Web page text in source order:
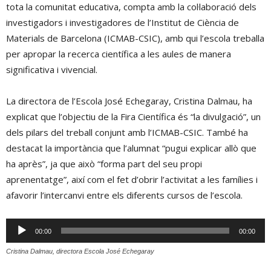
tota la comunitat educativa, compta amb la col·laboració dels
investigadors i investigadores de l’Institut de Ciència de
Materials de Barcelona (ICMAB-CSIC), amb qui l’escola treballa
per apropar la recerca científica a les aules de manera
significativa i vivencial.
La directora de l’Escola José Echegaray, Cristina Dalmau, ha
explicat que l’objectiu de la Fira Científica és “la divulgació”, un
dels pilars del treball conjunt amb l’ICMAB-CSIC. També ha
destacat la importància que l’alumnat “pugui explicar allò que
ha après”, ja que això “forma part del seu propi
aprenentatge”, així com el fet d’obrir l’activitat a les famílies i
afavorir l’intercanvi entre els diferents cursos de l’escola.
Reproductor
d'àudio
00:00 00:00
Cristina Dalmau, directora Escola José Echegaray